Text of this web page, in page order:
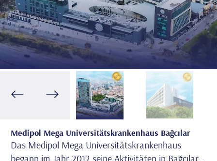
Medipol Mega Universitätskrankenhaus Bağcılar
Das Medipol Mega Universitätskrankenhaus
begann im Jahr 2012 seine Aktivitäten in Bağcılar